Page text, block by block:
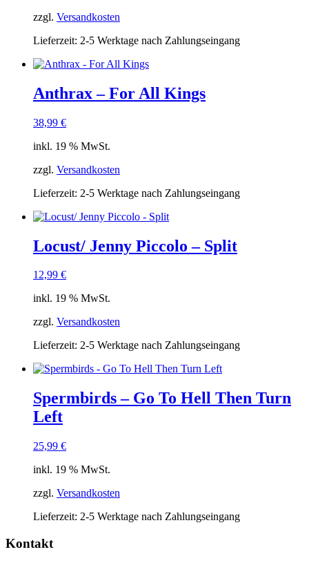
zzgl. Versandkosten
Lieferzeit: 2-5 Werktage nach Zahlungseingang
Anthrax – For All Kings
38,99 €
inkl. 19 % MwSt.
zzgl. Versandkosten
Lieferzeit: 2-5 Werktage nach Zahlungseingang
Locust/ Jenny Piccolo – Split
12,99 €
inkl. 19 % MwSt.
zzgl. Versandkosten
Lieferzeit: 2-5 Werktage nach Zahlungseingang
Spermbirds – Go To Hell Then Turn
Left
25,99 €
inkl. 19 % MwSt.
zzgl. Versandkosten
Lieferzeit: 2-5 Werktage nach Zahlungseingang
Kontakt